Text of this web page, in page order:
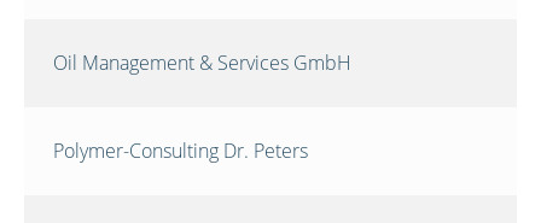
Oil Management & Services GmbH
Polymer-Consulting Dr. Peters